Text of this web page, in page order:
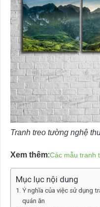
Tranh treo tường nghệ
Xem thêm:Các mẫu tranh
Mục lục nội dung
Ý nghĩa của việc sử dụng
quán ăn